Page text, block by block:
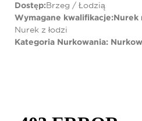
Dostęp:Brzeg / Łodzią
Wymagane kwalifikacje:Nurek
Nurek z łodzi
Kategoria Nurkowania: